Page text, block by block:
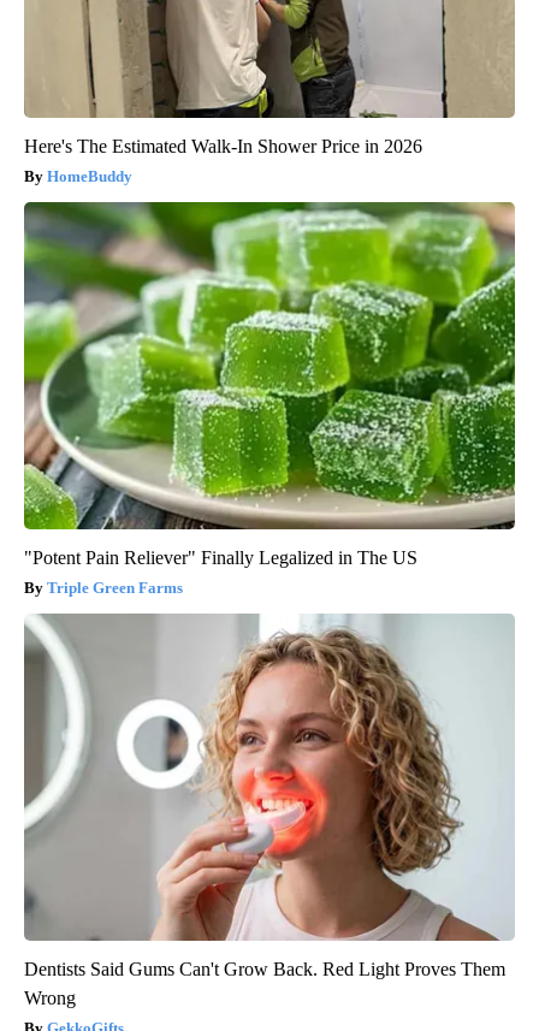
Here's The Estimated Walk-In Shower Price in 2026
HomeBuddy
"Potent Pain Reliever" Finally Legalized in The US
Triple Green Farms
Dentists Said Gums Can't Grow Back. Red Light Proves Them
Wrong